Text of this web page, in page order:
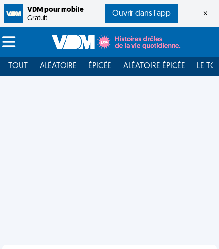
VDM pour mobile
Gratuit
Ouvrir dans l'app ×
TOUT ALÉATOIRE ÉPICÉE ALÉATOIRE ÉPICÉE LE